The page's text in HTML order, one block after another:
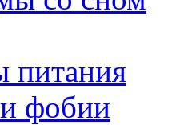
питания
фобии